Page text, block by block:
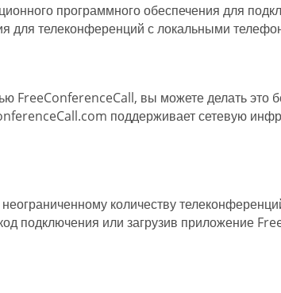
программного обеспечения для
для телеконференций с локальными
FreeConferenceCall, вы можете делать это
поддерживает сетевую
количеству
подключения или загрузив приложение